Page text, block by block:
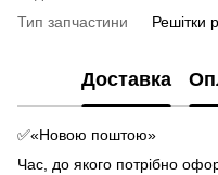
Тип запчастини
Решітки
Доставка
✅«Новою поштою»
Час, до якого потрібно